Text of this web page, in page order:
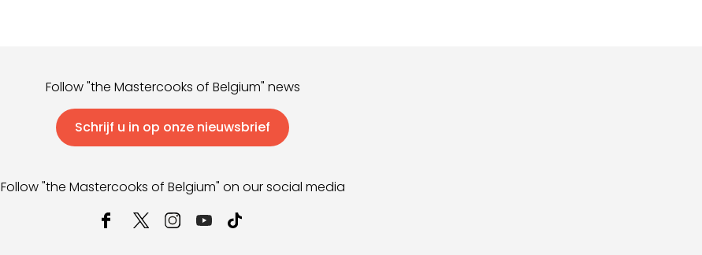
Follow "the Mastercooks of Belgium" news
Schrijf u in op onze nieuwsbrief
Follow "the Mastercooks of Belgium" on our social media